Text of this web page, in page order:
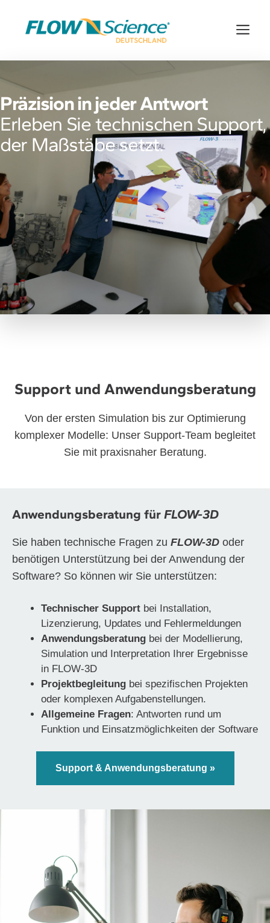
springen
Präzision in jeder Antwort
Erleben Sie technischen Support,
der Maßstäbe setzt.
Support und Anwendungsberatung
Von der ersten Simulation bis zur Optimierung
komplexer Modelle: Unser Support-Team begleitet
Sie mit praxisnaher Beratung.
Anwendungsberatung für FLOW-3D
Sie haben technische Fragen zu FLOW-3D oder
benötigen Unterstützung bei der Anwendung der
Software? So können wir Sie unterstützen:
Technischer Support bei Installation,
Lizenzierung, Updates und Fehlermeldungen
Anwendungsberatung bei der Modellierung,
Simulation und Interpretation Ihrer Ergebnisse
in FLOW-3D
Projektbegleitung bei spezifischen Projekten
oder komplexen Aufgabenstellungen.
Allgemeine Fragen: Antworten rund um
Funktion und Einsatzmöglichkeiten der Software
Support & Anwendungsberatung »